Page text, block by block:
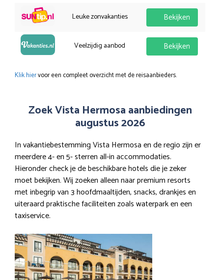
Leuke zonvakanties Bekijken
Veelzijdig aanbod Bekijken
Klik hiervoor een compleet overzicht met de reisaanbieders.
Zoek Vista Hermosa aanbiedingen
augustus 2026
In vakantiebestemming Vista Hermosa en de regio zijn er
meerdere 4- en 5- sterren all-in accommodaties.
Hieronder check je de beschikbare hotels die je zeker
moet bekijken. Wij zoeken alleen naar premium resorts
met inbegrip van 3 hoofdmaaltijden, snacks, drankjes en
uiteraard praktische faciliteiten zoals waterpark en een
taxiservice.